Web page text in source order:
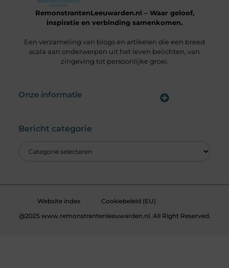
RemonstrantenLeeuwarden.nl – Waar geloof,
inspiratie en verbinding samenkomen.
Een verzameling van blogs en artikelen die een breed
scala aan onderwerpen uit het leven belichten, van
zingeving tot persoonlijke groei.
Onze informatie
Bericht categorie
Website index
Cookiebeleid (EU)
@2025 www.remonstrantenleeuwarden.nl. All Right Reserved.